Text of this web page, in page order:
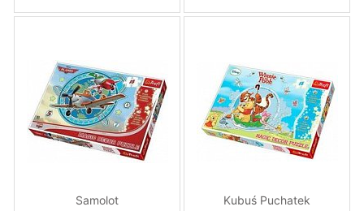
Samolot Kubuś Puchatek